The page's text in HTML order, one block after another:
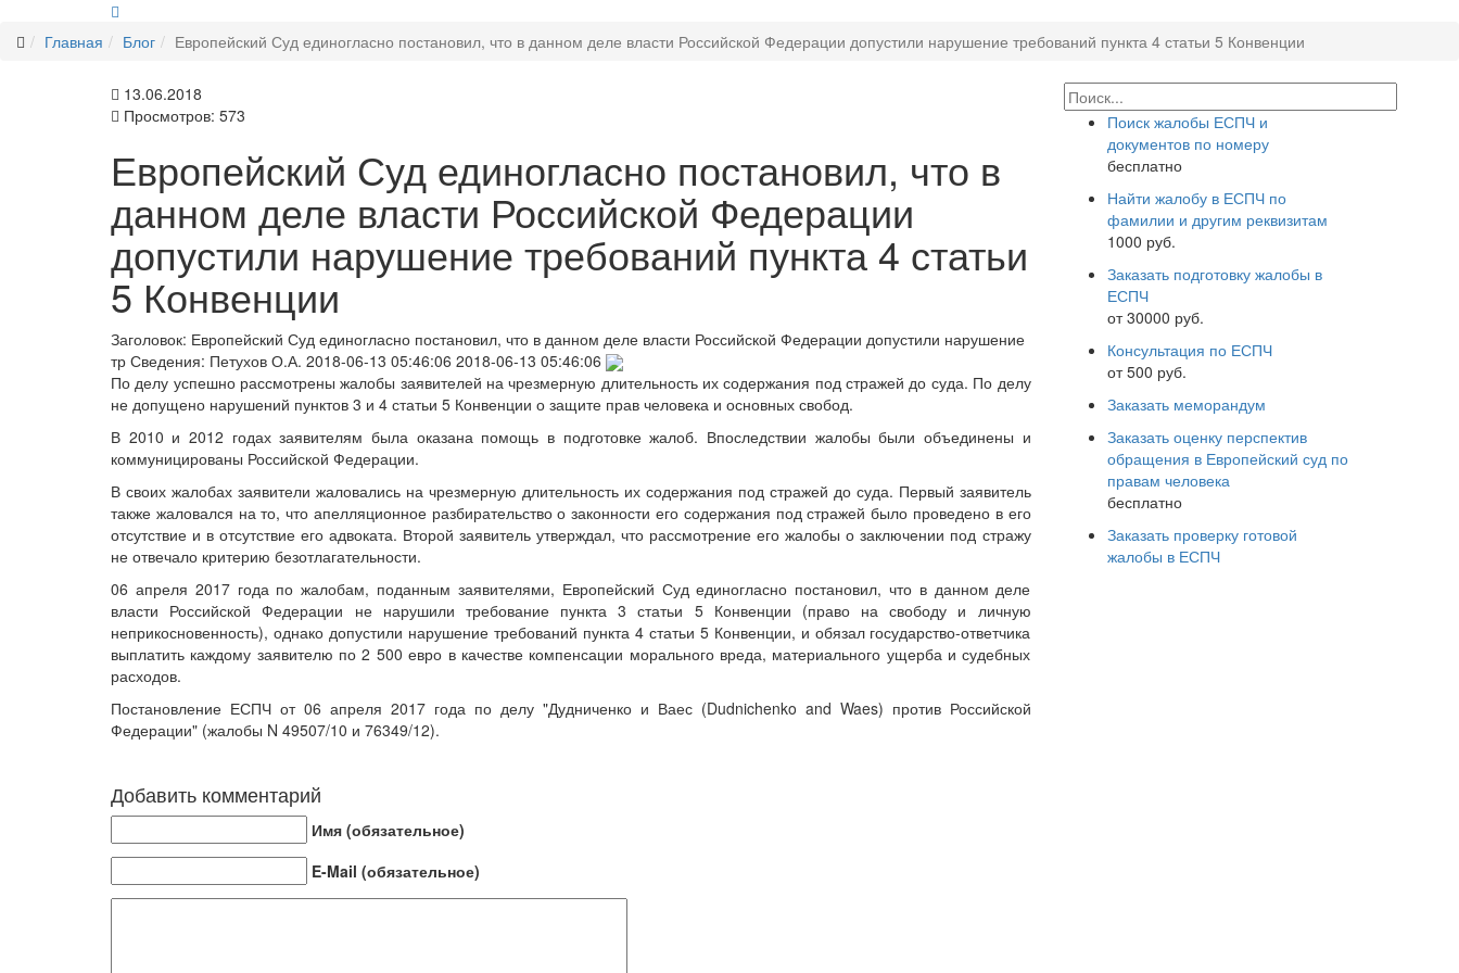
Главная Блог Европейский Суд единогласно постановил, что в данном деле власти Российской Федерации допустили нарушение требований пункта 4 статьи 5 Конвенции
13.06.2018
Просмотров: 573
Европейский Суд единогласно постановил, что в
данном деле власти Российской Федерации
допустили нарушение требований пункта 4 статьи
5 Конвенции
Заголовок: Европейский Суд единогласно постановил, что в данном деле власти Российской Федерации допустили нарушение
тр Сведения: Петухов О.А. 2018-06-13 05:46:06 2018-06-13 05:46:06
По делу успешно рассмотрены жалобы заявителей на чрезмерную длительность их содержания под стражей до суда. По делу
не допущено нарушений пунктов 3 и 4 статьи 5 Конвенции о защите прав человека и основных свобод.
В 2010 и 2012 годах заявителям была оказана помощь в подготовке жалоб. Впоследствии жалобы были объединены и
коммуницированы Российской Федерации.
В своих жалобах заявители жаловались на чрезмерную длительность их содержания под стражей до суда. Первый заявитель
также жаловался на то, что апелляционное разбирательство о законности его содержания под стражей было проведено в его
отсутствие и в отсутствие его адвоката. Второй заявитель утверждал, что рассмотрение его жалобы о заключении под стражу
не отвечало критерию безотлагательности.
06 апреля 2017 года по жалобам, поданным заявителями, Европейский Суд единогласно постановил, что в данном деле
власти Российской Федерации не нарушили требование пункта 3 статьи 5 Конвенции (право на свободу и личную
неприкосновенность), однако допустили нарушение требований пункта 4 статьи 5 Конвенции, и обязал государство-ответчика
выплатить каждому заявителю по 2 500 евро в качестве компенсации морального вреда, материального ущерба и судебных
расходов.
Постановление ЕСПЧ от 06 апреля 2017 года по делу "Дудниченко и Ваес (Dudnichenko and Waes) против Российской
Федерации" (жалобы N 49507/10 и 76349/12).
Добавить комментарий
Имя (обязательное)
E-Mail (обязательное)
Поиск жалобы ЕСПЧ и
документов по номеру
бесплатно
Найти жалобу в ЕСПЧ по
фамилии и другим реквизитам
1000 руб.
Заказать подготовку жалобы в
ЕСПЧ
от 30000 руб.
Консультация по ЕСПЧ
от 500 руб.
Заказать меморандум
Заказать оценку перспектив
обращения в Европейский суд по
правам человека
бесплатно
Заказать проверку готовой
жалобы в ЕСПЧ